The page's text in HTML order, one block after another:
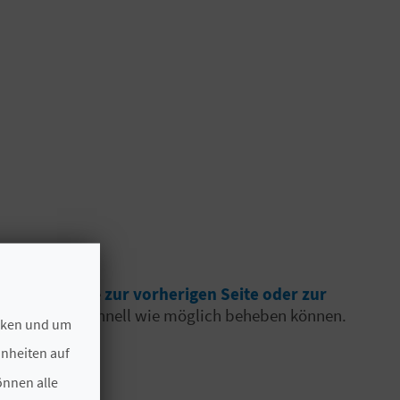
Schaltfläche zur vorherigen Seite oder zur
wir es so schnell wie möglich beheben können.
und um
auf
alle